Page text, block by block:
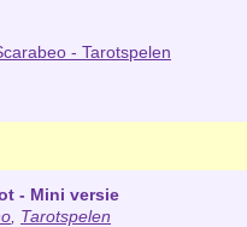
- Tarotspelen
- Mini versie
Tarotspelen